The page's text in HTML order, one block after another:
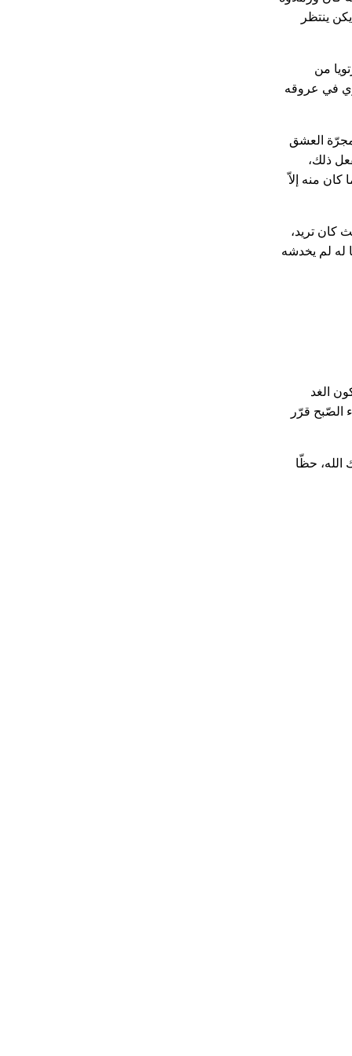
ينتظر
من
في عروقه
مجرّة العشق
ذلك،
منه إلاّ
كان تريد،
له لم يخدشه
الغد
الصّبح قرّر
الله، حظّا